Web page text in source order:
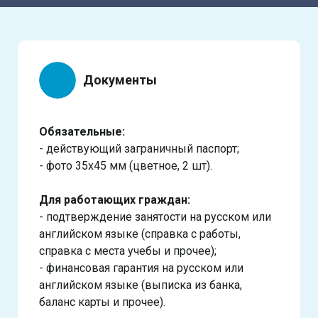
Документы
Обязательные:
- действующий заграничный паспорт;
- фото 35х45 мм (цветное, 2 шт).
Для работающих граждан:
- подтверждение занятости на русском или
английском языке (справка с работы,
справка с места учебы и прочее);
- финансовая гарантия на русском или
английском языке (выписка из банка,
баланс карты и прочее).